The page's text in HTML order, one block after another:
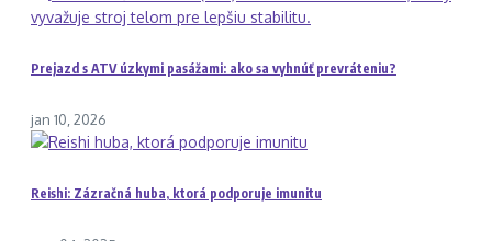
Prejazd s ATV úzkymi pasážami: ako sa vyhnúť prevráteniu?
jan 10, 2026
Reishi: Zázračná huba, ktorá podporuje imunitu